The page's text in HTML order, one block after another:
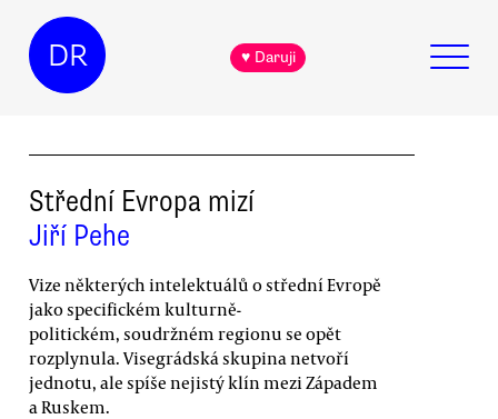
DR ♥ Daruji
Střední Evropa mizí
Jiří Pehe
Vize některých intelektuálů o střední Evropě
jako specifickém kulturně-
politickém, soudržném regionu se opět
rozplynula. Visegrádská skupina netvoří
jednotu, ale spíše nejistý klín mezi Západem
a Ruskem.